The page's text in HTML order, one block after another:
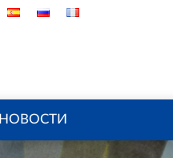
НОВОСТИ